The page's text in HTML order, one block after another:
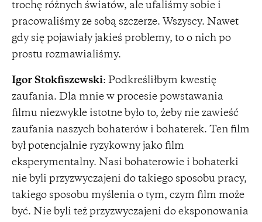
trochę różnych światów, ale ufaliśmy sobie i
pracowaliśmy ze sobą szczerze. Wszyscy. Nawet
gdy się pojawiały jakieś problemy, to o nich po
prostu rozmawialiśmy.
Igor Stokfiszewski: Podkreśliłbym kwestię
zaufania. Dla mnie w procesie powstawania
filmu niezwykle istotne było to, żeby nie zawieść
zaufania naszych bohaterów i bohaterek. Ten film
był potencjalnie ryzykowny jako film
eksperymentalny. Nasi bohaterowie i bohaterki
nie byli przyzwyczajeni do takiego sposobu pracy,
takiego sposobu myślenia o tym, czym film może
być. Nie byli też przyzwyczajeni do eksponowania